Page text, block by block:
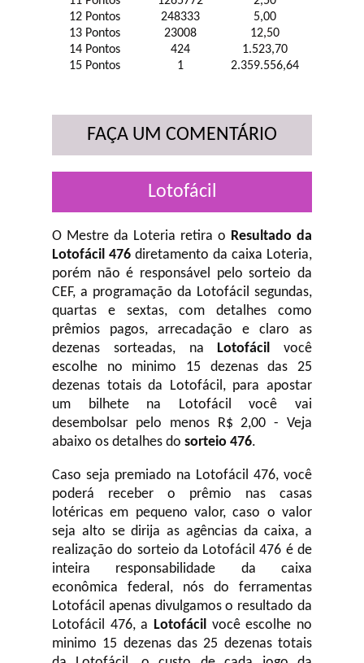
12 Pontos
248333
5,00
13 Pontos
23008
12,50
14 Pontos
424
1.523,70
15 Pontos
1 2.359.556,64
FAÇA UM COMENTÁRIO
Lotofácil
O Mestre da Loteria retira o Resultado da
Lotofácil 476 diretamento da caixa Loteria,
porém não é responsável pelo sorteio da
CEF, a programação da Lotofácil segundas,
quartas e sextas, com detalhes como
prêmios pagos, arrecadação e claro as
dezenas sorteadas, na Lotofácil você
escolhe no minimo 15 dezenas das 25
dezenas totais da Lotofácil, para apostar
um bilhete na Lotofácil você vai
desembolsar pelo menos R$ 2,00 - Veja
abaixo os detalhes do sorteio 476.
Caso seja premiado na Lotofácil 476, você
poderá receber o prêmio nas casas
lotéricas em pequeno valor, caso o valor
seja alto se dirija as agências da caixa, a
realização do sorteio da Lotofácil 476 é de
inteira responsabilidade da caixa
econômica federal, nós do ferramentas
Lotofácil apenas divulgamos o resultado da
Lotofácil 476, a Lotofácil você escolhe no
minimo 15 dezenas das 25 dezenas totais